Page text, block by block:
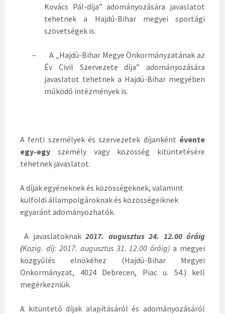
Kovács Pál-díja” adományozására javaslatot
tehetnek a Hajdú-Bihar megyei sportági
szövetségek is.
–
A „Hajdú-Bihar Megye Önkormányzatának az
Év Civil Szervezete díja” adományozására
javaslatot tehetnek a Hajdú-Bihar megyében
működő intézmények is.
A fenti személyek és szervezetek díjanként évente
egy-egy személy vagy közösség kitüntetésére
tehetnek javaslatot.
A díjak egyéneknek és közösségeknek, valamint
külföldi állampolgároknak és közösségeiknek
egyaránt adományozhatók.
A javaslatoknak2017. augusztus 24. 12.00 óráig
(Közig. díj: 2017. augusztus 31.12.00 óráig)a megyei
közgyűlés elnökéhez (Hajdú-Bihar Megyei
Önkormányzat, 4024 Debrecen, Piac u. 54.) kell
megérkezniük.
A kitüntető díjak alapításáról és adományozásáról